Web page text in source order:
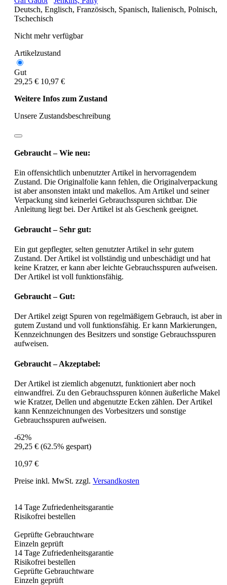
Deutsch, Englisch, Französisch, Spanisch, Italienisch, Polnisch,
Tschechisch
Nicht mehr verfügbar
Artikelzustand
Gut
29,25 € 10,97 €
Weitere Infos zum Zustand
Unsere Zustandsbeschreibung
Gebraucht – Wie neu:
Ein offensichtlich unbenutzter Artikel in hervorragendem
Zustand. Die Originalfolie kann fehlen, die Originalverpackung
ist aber ansonsten intakt und makellos. Am Artikel und seiner
Verpackung sind keinerlei Gebrauchsspuren sichtbar. Die
Anleitung liegt bei. Der Artikel ist als Geschenk geeignet.
Gebraucht – Sehr gut:
Ein gut gepflegter, selten genutzter Artikel in sehr gutem
Zustand. Der Artikel ist vollständig und unbeschädigt und hat
keine Kratzer, er kann aber leichte Gebrauchsspuren aufweisen.
Der Artikel ist voll funktionsfähig.
Gebraucht – Gut:
Der Artikel zeigt Spuren von regelmäßigem Gebrauch, ist aber in
gutem Zustand und voll funktionsfähig. Er kann Markierungen,
Kennzeichnungen des Besitzers und sonstige Gebrauchsspuren
aufweisen.
Gebraucht – Akzeptabel:
Der Artikel ist ziemlich abgenutzt, funktioniert aber noch
einwandfrei. Zu den Gebrauchsspuren können äußerliche Makel
wie Kratzer, Dellen und abgenutzte Ecken zählen. Der Artikel
kann Kennzeichnungen des Vorbesitzers und sonstige
Gebrauchsspuren aufweisen.
-62%
29,25 € (62.5% gespart)
10,97 €
Preise inkl. MwSt. zzgl. Versandkosten
14 Tage Zufriedenheitsgarantie
Risikofrei bestellen
Geprüfte Gebrauchtware
Einzeln geprüft
14 Tage Zufriedenheitsgarantie
Risikofrei bestellen
Geprüfte Gebrauchtware
Einzeln geprüft